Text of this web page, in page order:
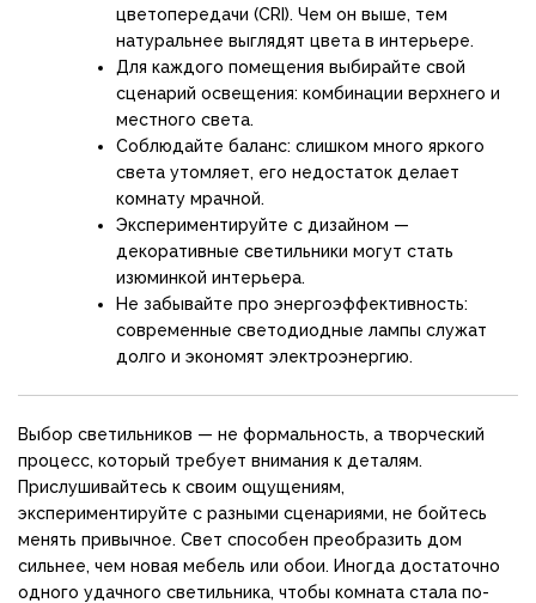
цветопередачи (CRI). Чем он выше, тем
натуральнее выглядят цвета в интерьере.
Для каждого помещения выбирайте свой
сценарий освещения: комбинации верхнего и
местного света.
Соблюдайте баланс: слишком много яркого
света утомляет, его недостаток делает
комнату мрачной.
Экспериментируйте с дизайном —
декоративные светильники могут стать
изюминкой интерьера.
Не забывайте про энергоэффективность:
современные светодиодные лампы служат
долго и экономят электроэнергию.
Выбор светильников — не формальность, а творческий
процесс, который требует внимания к деталям.
Прислушивайтесь к своим ощущениям,
экспериментируйте с разными сценариями, не бойтесь
менять привычное. Свет способен преобразить дом
сильнее, чем новая мебель или обои. Иногда достаточно
одного удачного светильника, чтобы комната стала по-